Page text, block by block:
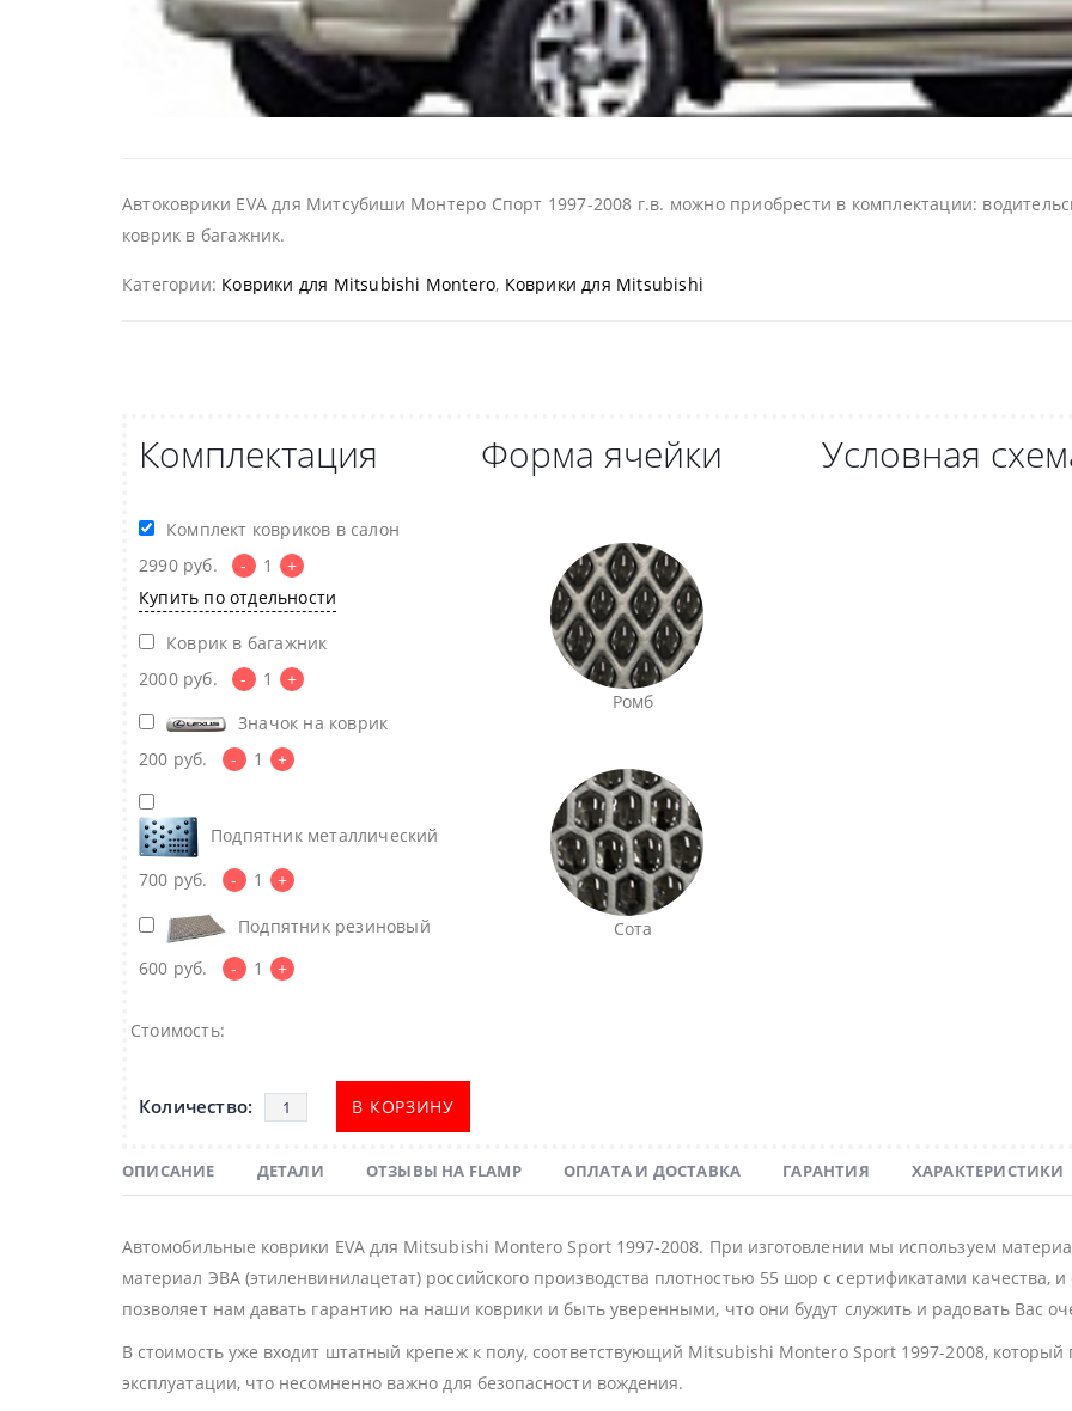
Автоковрики EVA для Митсубиши Монтеро Спорт 1997-2008 г.в. можно приобрести в комплектации:
коврик в багажник.
Категории: Коврики для Mitsubishi Montero, Коврики для Mitsubishi
Комплектация
Комплект ковриков в салон
2990 руб. - 1
+
Купить по отдельности
Коврик в багажник
2000 руб. - 1
+
Значок на коврик
200 руб. - 1 +
Подпятник металлический
700 руб. - 1 +
Подпятник резиновый
600 руб. - 1 +
Форма ячейки
Ромб
Сота
Условная
Стоимость:
В КОРЗИНУ
ОПИСАНИЕ ДЕТАЛИ ОТЗЫВЫ НА FLAMP ОПЛАТА И ДОСТАВКА ГАРАНТИЯ ХАРАКТЕРИСТИКИ
Автомобильные коврики EVA для Mitsubishi Montero Sport 1997-2008. При изготовлении мы используем
материал ЭВА (этиленвинилацетат) российского производства плотностью 55 шор с сертификатами качества,
позволяет нам давать гарантию на наши коврики и быть уверенными, что они будут служить и радовать Вас
В стоимость уже входит штатный крепеж к полу, соответствующий Mitsubishi Montero Sport 1997-2008,
эксплуатации, что несомненно важно для безопасности вождения.